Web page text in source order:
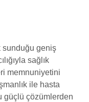
sunduğu geniş
sağlık
memnuniyetini
ile hasta
güçlü çözümlerden